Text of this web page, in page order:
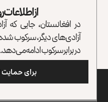
از
در افغانستان، جایی که
آزادی‌های دیگر، سرکوب
در برابر سرکوب ادامه می‌دهد.
برای حمایت